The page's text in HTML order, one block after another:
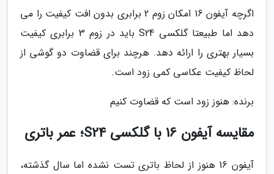
اگرچه آیفون 16 امکان زوم 2 برابری بدون افت کیفیت را می
دهد اما طبیعتا گلکسی S24 باید در زوم 3 برابری کیفیت
بسیار بهتری را ارائه دهد. هرچند برای قضاوت دو گوشی از
لحاظ کیفیت عکاسی کمی زود است.
برنده: هنوز زود است که قضاوت کنیم
مقایسه آیفون 16 با گلکسی S24؛ عمر باتری
آیفون 16 هنوز از لحاظ باتری تست نشده اما سال گذشته،